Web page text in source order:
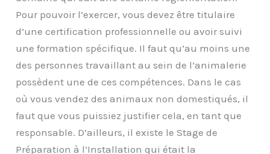
Pour pouvoir l’exercer, vous devez être titulaire
d’une certification professionnelle ou avoir suivi
une formation spécifique. Il faut qu’au moins une
des personnes travaillant au sein de l’animalerie
possèdent une de ces compétences. Dans le cas
où vous vendez des animaux non domestiqués, il
faut que vous puissiez justifier cela, en tant que
responsable. D’ailleurs, il existe le Stage de
Préparation à l’Installation qui était la